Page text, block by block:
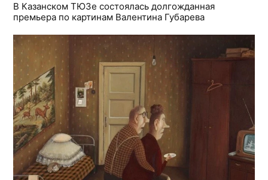
В Казанском ТЮЗе состоялась долгожданная
премьера по картинам Валентина Губарева